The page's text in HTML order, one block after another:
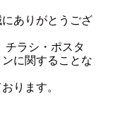
ありがとうござ
チラシ・ポスタ
に関することな
ります。